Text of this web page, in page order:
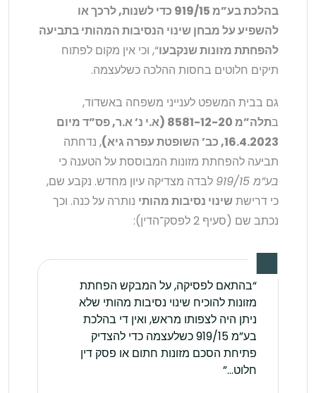
בהלכת בע”מ 919/15 כדי לשנות, לרכך או
להשפיע על מבחן שינוי הנסיבות המהותי בתביעה
להפחתת מזונות שנקבעו“, וכי אין מקום לפתוח
תיקים חלוטים בחסות ההלכה כשלעצמה.
גם בבית המשפט לענייני משפחה באשדוד,
ב
תלה”מ 8581-12-20 (א.י נ’ א.ר, פס”ד מיום
16.4.2023, כב’ השופטת עפרה גיא)
, נדחתה
תביעה להפחתת מזונות המבוססת על הטענה כי
בע”מ 919/15
לבדה מצדיקה עיון מחדש. נקבע שם,
כי דרישתשינוי נסיבות מהותי נותרה על כנה. וכך
נכתב שם (סעיף 2 לפסק־הדין):
“בהתאם לפסיקה, על המבקש הפחתת
מזונות להוכיח שינוי נסיבות מהותי שלא
ניתן היה לצפותו מראש, ואין די בהלכת
בע”מ 919/15 כשלעצמה כדי להצדיק
פתיחת הסכם מזונות חתום או פסק דין
חלוט…”